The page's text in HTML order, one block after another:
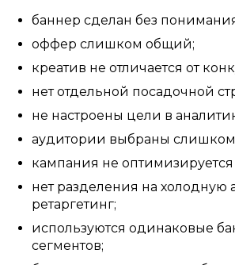
баннер сделан без
оффер слишком общий;
креатив не отличается от
нет отдельной посадочной
не настроены цели в
аудитории выбраны
кампания не оптимизируется
нет разделения на холодную
ретаргетинг;
используются одинаковые
сегментов;